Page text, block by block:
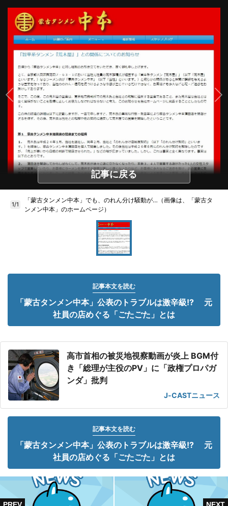
記事に戻る
1/1
「蒙古タンメン中本」でも、のれん分け騒動が…（画像は、「蒙古タ
ンメン中本」のホームページ）
記事本文を読む
「蒙古タンメン中本」公表のトラブルは激辛級!? 元
社員の店めぐる「ごたごた」とは
高市首相の被災地視察動画が炎上 BGM付
き「総理が主役のPV」に「政権プロパガ
ンダ」批判
J-CASTニュース
記事本文を読む
「蒙古タンメン中本」公表のトラブルは激辛級!? 元
社員の店めぐる「ごたごた」とは